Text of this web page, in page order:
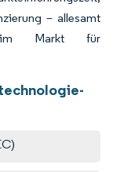
– allesamt
Markt für